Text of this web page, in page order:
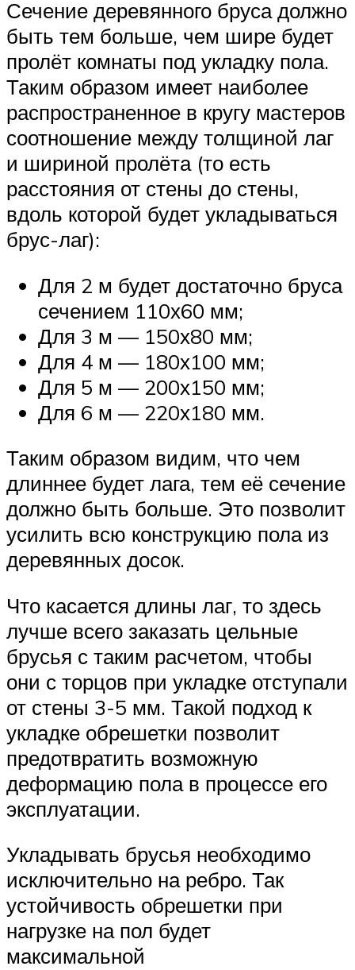
Сечение деревянного бруса должно
быть тем больше, чем шире будет
пролёт комнаты под укладку пола.
Таким образом имеет наиболее
распространенное в кругу мастеров
соотношение между толщиной лаг
и шириной пролёта (то есть
расстояния от стены до стены,
вдоль которой будет укладываться
брус-лаг):
Для 2 м будет достаточно бруса
сечением 110х60 мм;
Для 3 м — 150х80 мм;
Для 4 м — 180х100 мм;
Для 5 м — 200х150 мм;
Для 6 м — 220х180 мм.
Таким образом видим, что чем
длиннее будет лага, тем её сечение
должно быть больше. Это позволит
усилить всю конструкцию пола из
деревянных досок.
Что касается длины лаг, то здесь
лучше всего заказать цельные
брусья с таким расчетом, чтобы
они с торцов при укладке отступали
от стены 3-5 мм. Такой подход к
укладке обрешетки позволит
предотвратить возможную
деформацию пола в процессе его
эксплуатации.
Укладывать брусья необходимо
исключительно на ребро. Так
устойчивость обрешетки при
нагрузке на пол будет
максимальной